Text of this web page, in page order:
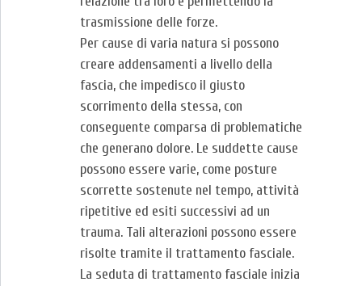
trasmissione delle forze.
Per cause di varia natura si possono
creare addensamenti a livello della
fascia, che impedisco il giusto
scorrimento della stessa, con
conseguente comparsa di problematiche
che generano dolore. Le suddette cause
possono essere varie, come posture
scorrette sostenute nel tempo, attività
ripetitive ed esiti successivi ad un
trauma. Tali alterazioni possono essere
risolte tramite il trattamento fasciale.
La seduta di trattamento fasciale inizia